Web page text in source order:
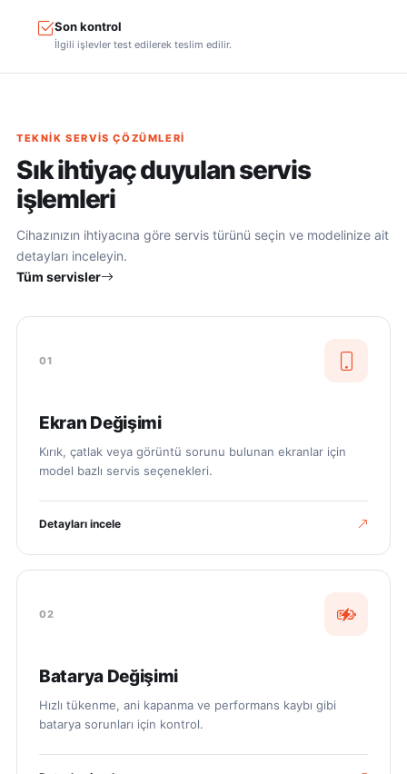
Son kontrol
İlgili işlevler test edilerek teslim edilir.
TEKNIK SERVIS ÇÖZÜMLERI
Sık ihtiyaç duyulan servis
işlemleri
Cihazınızın ihtiyacına göre servis türünü seçin ve modelinize ait
detayları inceleyin.
Tüm servisler
01
Ekran Değişimi
Kırık, çatlak veya görüntü sorunu bulunan ekranlar için
model bazlı servis seçenekleri.
Detayları incele
02
Batarya Değişimi
Hızlı tükenme, ani kapanma ve performans kaybı gibi
batarya sorunları için kontrol.